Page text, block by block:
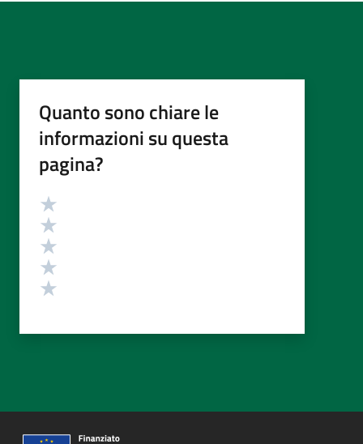
Quanto sono chiare le
informazioni su questa
pagina?
Valutazione